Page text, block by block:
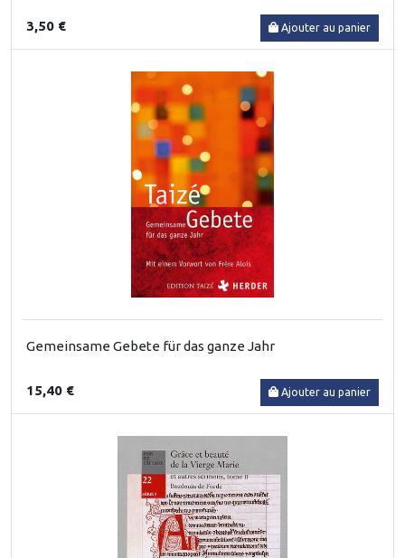
3,50 € Ajouter au panier
Gemeinsame Gebete für das ganze Jahr
15,40 € Ajouter au panier